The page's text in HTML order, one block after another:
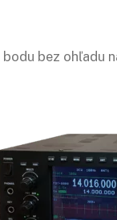
bez ohľadu